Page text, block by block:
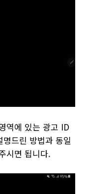
역에 있는 광고 ID
드린 방법과 동일
시면 됩니다.